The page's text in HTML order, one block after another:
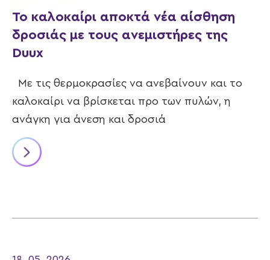
Το καλοκαίρι αποκτά νέα αίσθηση
δροσιάς με τους ανεμιστήρες της
Duux
Με τις θερμοκρασίες να ανεβαίνουν και το
καλοκαίρι να βρίσκεται προ των πυλών, η
ανάγκη για άνεση και δροσιά